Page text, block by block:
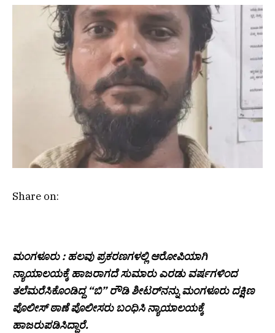
Share on:
ಮಂಗಳೂರು : ಹಲವು ಪ್ರಕರಣಗಳಲ್ಲಿ ಆರೋಪಿಯಾಗಿ
ನ್ಯಾಯಾಲಯಕ್ಕೆ ಹಾಜರಾಗದೆ ಸುಮಾರು ಎರಡು ವರ್ಷಗಳಿಂದ
ತಲೆಮರೆಸಿಕೊಂಡಿದ್ದ “ಬಿ” ರೌಡಿ ಶೀಟರ್‌ನನ್ನು ಮಂಗಳೂರು ದಕ್ಷಿಣ
ಪೊಲೀಸ್ ಠಾಣೆ ಪೊಲೀಸರು ಬಂಧಿಸಿ ನ್ಯಾಯಾಲಯಕ್ಕೆ
ಹಾಜರುಪಡಿಸಿದ್ದಾರೆ.